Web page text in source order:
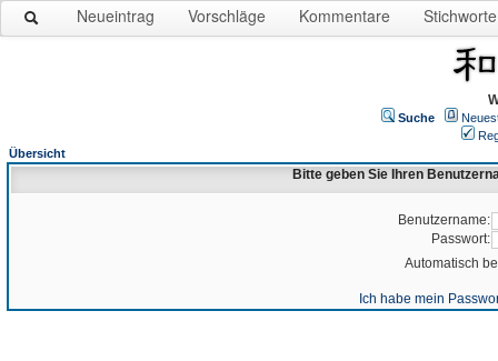
Neueintrag Vorschläge Kommentare Stichworte
Suche
Übersicht
Bitte geben Sie Ihren
Benutzername:
Passwort:
Automatisch
Ich habe mein